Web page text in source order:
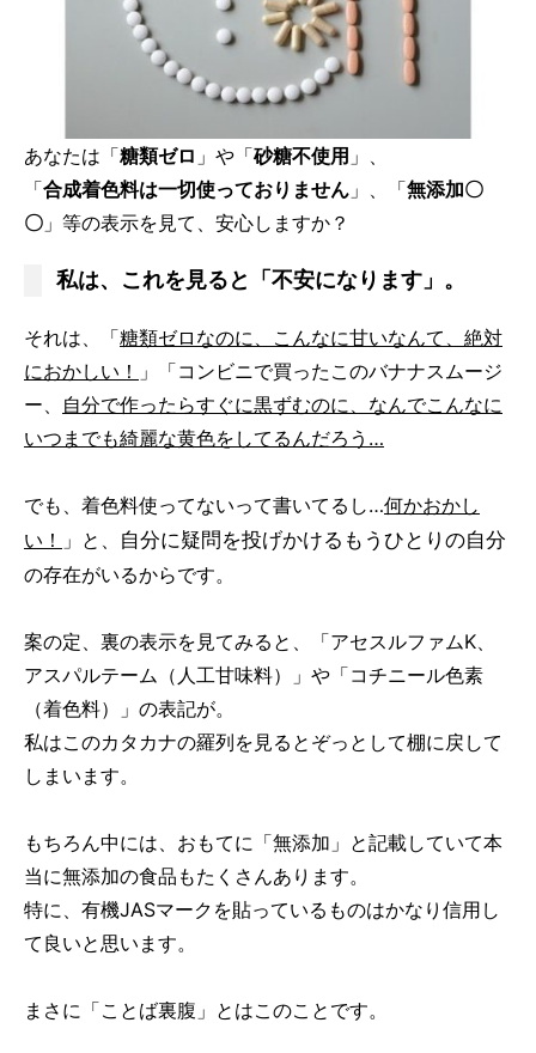
あなたは「糖類ゼロ 」や「砂糖不使用 」、
「合成着色料は一切使っておりません 」、「無添加〇
〇 」等の表示を見て、安心しますか？
私は、これを見ると「不安になります」。
それは、「糖類ゼロなのに、こんなに甘いなんて、絶対
におかしい！ 」「コンビニで買ったこのバナナスムージ
ー、 自分で作ったらすぐに黒ずむのに、なんでこんなに
いつまでも綺麗な黄色をしてるんだろう…
でも、着色料使ってないって書いてるし…何かおかし
い！ 」と、 自分に疑問を投げかけるもうひとりの自分
の存在がいるからです。
案の定、裏の表示を見てみると、「アセスルファムK、
アスパルテーム（人工甘味料）」や「コチニール色素
（着色料）」の表記が。
私はこのカタカナの羅列を見るとぞっとして棚に戻して
しまいます。
もちろん中には、おもてに「無添加」と記載していて本
当に無添加の食品もたくさんあります。
特に、有機JASマークを貼っているものはかなり信用し
て良いと思います。
まさに「ことば裏腹」とはこのことです。